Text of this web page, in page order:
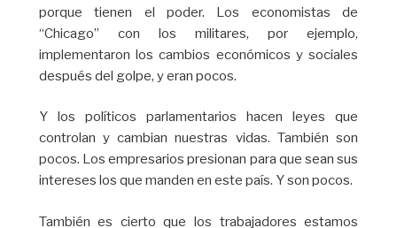
porque tienen el poder. Los economistas de
“Chicago” con los militares, por ejemplo,
implementaron los cambios económicos y sociales
después del golpe, y eran pocos.
Y los políticos parlamentarios hacen leyes que
controlan y cambian nuestras vidas. También son
pocos. Los empresarios presionan para que sean sus
intereses los que manden en este país. Y son pocos.
También es cierto que los trabajadores estamos